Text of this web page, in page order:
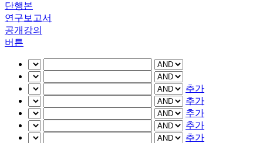
단행본
연구보고서
공개강의
버튼
추가
추가
추가
추가
추가